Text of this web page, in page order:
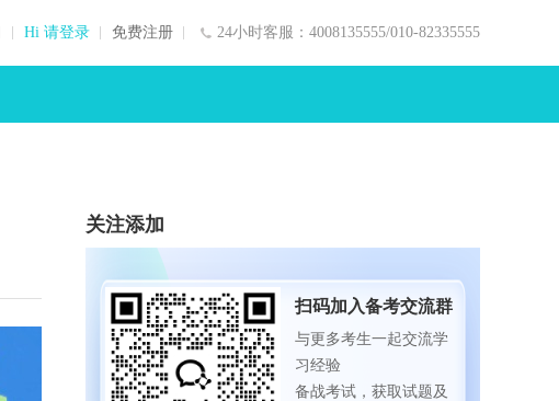
24小时客服：4008135555/010-82335555
Hi 请登录 免费注册
关注添加
扫码加入备考交流群
与更多考生一起交流学
习经验
备战考试，获取试题及